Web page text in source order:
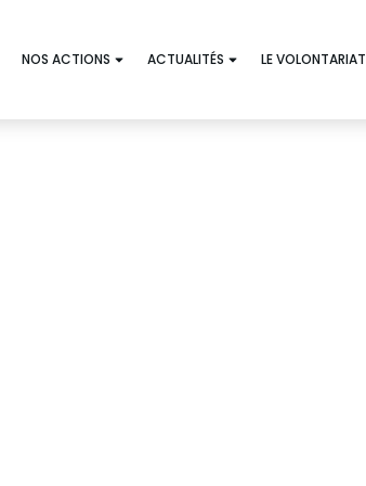
NOS ACTIONS ACTUALITÉS LE VOLONTARIAT